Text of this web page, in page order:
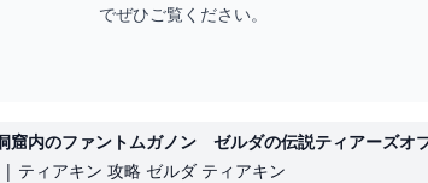
でぜひご覧ください。
洞窟内のファントムガノン ゼルダの伝説ティアー
ティアキン 攻略 ゼルダ ティアキン